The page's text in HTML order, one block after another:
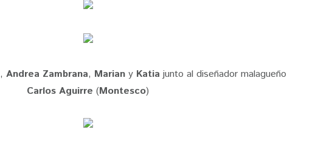
, Andrea Zambrana, Mariany Katia junto al diseñador malagueño
Carlos Aguirre (Montesco)